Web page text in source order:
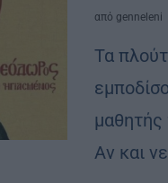
από genneleni
Τα
Αν και